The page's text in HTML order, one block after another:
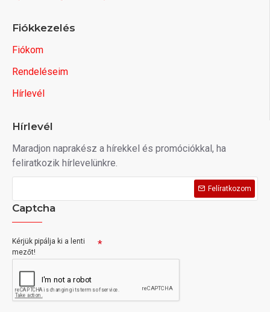
Fiókkezelés
Fiókom
Rendeléseim
Hírlevél
Hírlevél
Maradjon naprakész a hírekkel és promóciókkal, ha
feliratkozik hírlevelünkre.
Felíratkozom
Captcha
Kérjük pipálja ki a lenti
mezőt!